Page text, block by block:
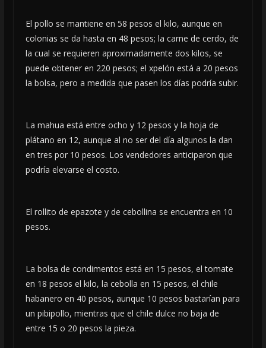
El pollo se mantiene en 58 pesos el kilo, aunque en
colonias se da hasta en 48 pesos; la carne de cerdo, de
la cual se requieren aproximadamente dos kilos, se
puede obtener en 220 pesos; el xpelón está a 20 pesos
la bolsa, pero a medida que pasen los días podría subir.
La mahua está entre ocho y 12 pesos y la hoja de
plátano en 12, aunque al no ser del día algunos la dan
en tres por 10 pesos. Los vendedores anticiparon que
podría elevarse el costo.
El rollito de epazote y de cebollina se encuentra en 10
pesos.
La bolsa de condimentos está en 15 pesos, el tomate
en 18 pesos el kilo, la cebolla en 15 pesos, el chile
habanero en 40 pesos, aunque 10 pesos bastarían para
un pibipollo, mientras que el chile dulce no baja de
entre 15 o 20 pesos la pieza.